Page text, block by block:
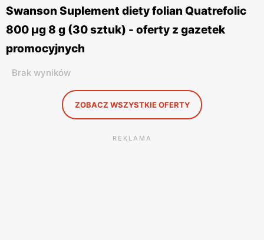
Swanson Suplement diety folian Quatrefolic
800 μg 8 g (30 sztuk) - oferty z gazetek
promocyjnych
Brak wyników
ZOBACZ WSZYSTKIE OFERTY
REKLAMA